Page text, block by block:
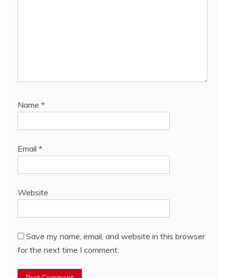
Name *
Email *
Website
Save my name, email, and website in this browser
for the next time I comment.